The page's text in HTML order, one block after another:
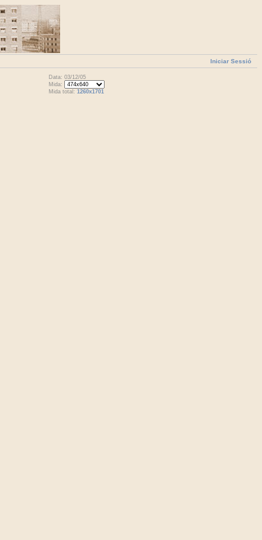
Iniciar Sessió
Data: 03/12/05
Mida:
Mida total: 1260x1701